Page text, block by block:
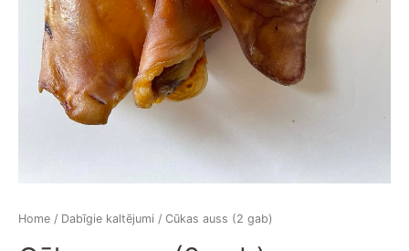
Home / Dabīgie kaltējumi / Cūkas auss (2 gab)